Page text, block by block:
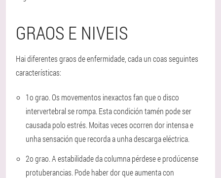
GRAOS E NIVEIS
Hai diferentes graos de enfermidade, cada un coas seguintes
características:
1o grao. Os movementos inexactos fan que o disco
intervertebral se rompa. Esta condición tamén pode ser
causada polo estrés. Moitas veces ocorren dor intensa e
unha sensación que recorda a unha descarga eléctrica.
2o grao. A estabilidade da columna pérdese e prodúcense
protuberancias. Pode haber dor que aumenta con